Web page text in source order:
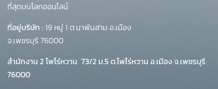
ที่สุดบนโลกออนไลน์
ที่อยู่บริษัท : 19 หมู่ 1 ต.นาพันสาม อ.เมือง
จ.เพชรบุรี 76000
สำนักงาน 2 โพโร่หวาน 73/2 ม.5 ต.โพไร่หวาน อ.เมือง จ.เพชรบุรี
76000